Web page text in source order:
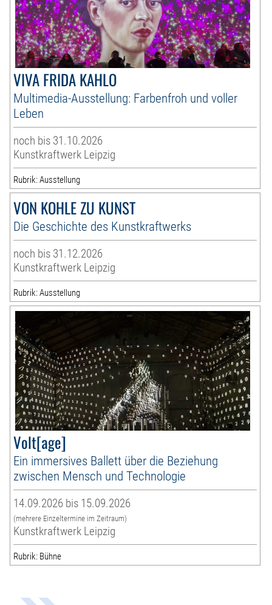
VIVA FRIDA KAHLO
Multimedia-Ausstellung: Farbenfroh und voller
Leben
noch bis 31.10.2026
Kunstkraftwerk Leipzig
Rubrik: Ausstellung
VON KOHLE ZU KUNST
Die Geschichte des Kunstkraftwerks
noch bis 31.12.2026
Kunstkraftwerk Leipzig
Rubrik: Ausstellung
Volt[age]
Ein immersives Ballett über die Beziehung
zwischen Mensch und Technologie
14.09.2026 bis 15.09.2026
(mehrere Einzeltermine im Zeitraum)
Kunstkraftwerk Leipzig
Rubrik: Bühne